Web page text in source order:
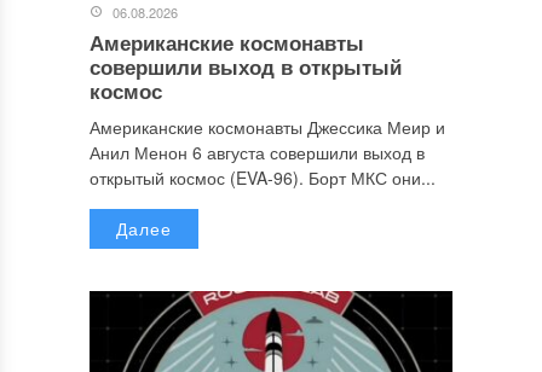
06.08.2026
Американские космонавты
совершили выход в открытый
космос
Американские космонавты Джессика Меир и
Анил Менон 6 августа совершили выход в
открытый космос (EVA-96). Борт МКС они...
Далее